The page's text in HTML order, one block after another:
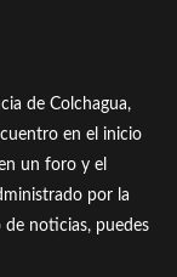
de Colchagua,
en el inicio
un foro y el
por la
de noticias, puedes